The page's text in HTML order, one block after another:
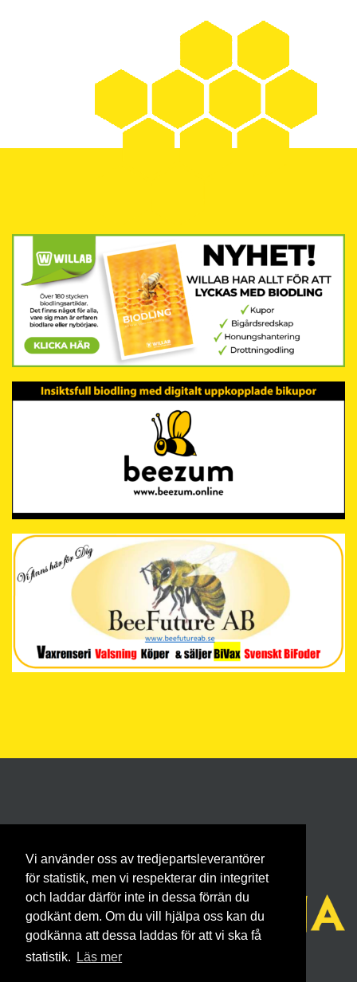
Vi använder oss av tredjepartsleverantörer
för statistik, men vi respekterar din integritet
och laddar därför inte in dessa förrän du
godkänt dem. Om du vill hjälpa oss kan du
godkänna att dessa laddas för att vi ska få
statistik.
Läs mer